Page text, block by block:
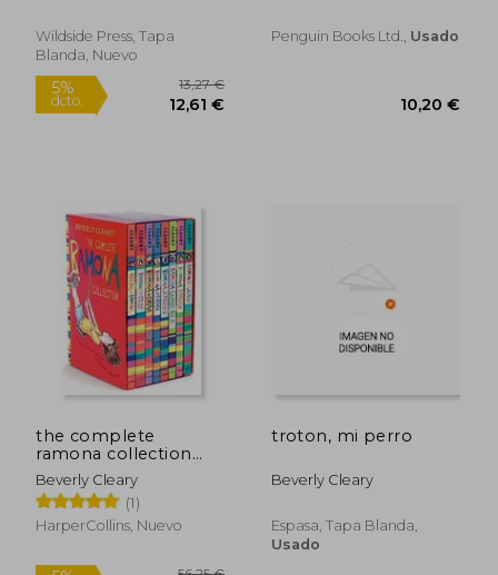
10,20 €
Wildside Press, Tapa
Blanda, Nuevo
Penguin Books Ltd., Usado
the complete
ramona collection
(en Inglés)
Beverly Cleary
(1)
HarperCollins, Nuevo
troton, mi perro
Beverly Cleary
Espasa, Tapa Blanda,
Usado